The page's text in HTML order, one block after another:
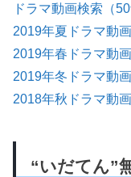
ドラマ動画検索（50
2019年夏ドラマ動
2019年春ドラマ動
2019年冬ドラマ動
2018年秋ドラマ動
“いだてん”